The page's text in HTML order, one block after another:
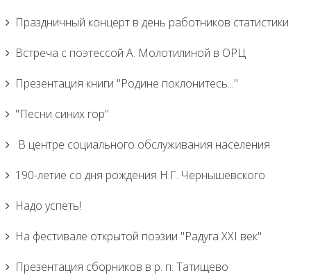
Праздничный концерт в день работников статистики
Встреча с поэтессой А. Молотилиной в ОРЦ
Презентация книги "Родине поклонитесь..."
"Песни синих гор"
В центре социального обслуживания населения
190-летие со дня рождения Н.Г. Чернышевского
Надо успеть!
На фестивале открытой поэзии "Радуга XXI век"
Презентация сборников в р. п. Татищево